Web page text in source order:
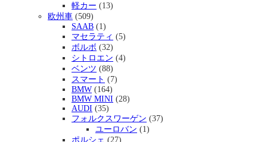
軽カー (13)
欧州車 (509)
SAAB (1)
マセラティ (5)
ボルボ (32)
シトロエン (4)
ベンツ (88)
スマート (7)
BMW (164)
BMW MINI (28)
AUDI (35)
フォルクスワーゲン (37)
ユーロバン (1)
ポルシェ (27)